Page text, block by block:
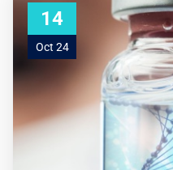
14
Oct 24